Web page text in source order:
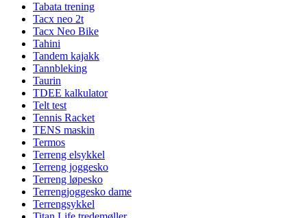
Tabata trening
Tacx neo 2t
Tacx Neo Bike
Tahini
Tandem kajakk
Tannbleking
Taurin
TDEE kalkulator
Telt test
Tennis Racket
TENS maskin
Termos
Terreng elsykkel
Terreng joggesko
Terreng løpesko
Terrengjoggesko dame
Terrengsykkel